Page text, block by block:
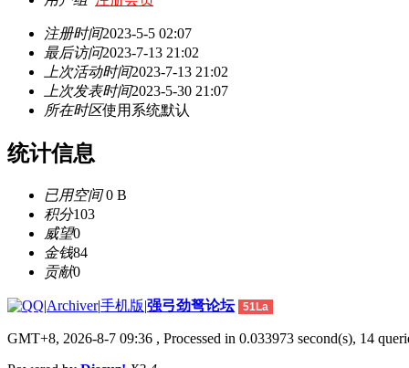
注册时间2023-5-5 02:07
最后访问2023-7-13 21:02
上次活动时间2023-7-13 21:02
上次发表时间2023-5-30 21:07
所在时区使用系统默认
统计信息
已用空间0 B
积分103
威望0
金钱84
贡献0
|Archiver|手机版|强弓劲弩论坛 51La
GMT+8, 2026-8-7 09:36 , Processed in 0.033973 second(s), 14